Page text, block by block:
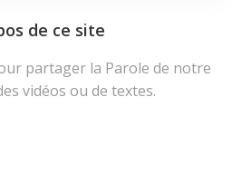
de ce site
partager la Parole de notre
vidéos ou de textes.